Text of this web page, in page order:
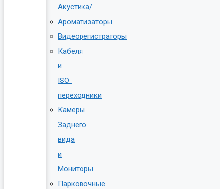
Акустика/
Ароматизаторы
Видеорегистраторы
Кабеля
и
ISO-
переходники
Камеры
Заднего
вида
и
Мониторы
Парковочные